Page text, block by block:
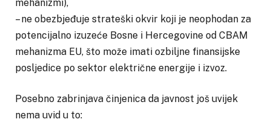
mehanizmi),
– ne obezbjeđuje strateški okvir koji je neophodan za
potencijalno izuzeće Bosne i Hercegovine od CBAM
mehanizma EU, što može imati ozbiljne finansijske
posljedice po sektor električne energije i izvoz.
Posebno zabrinjava činjenica da javnost još uvijek
nema uvid u to: